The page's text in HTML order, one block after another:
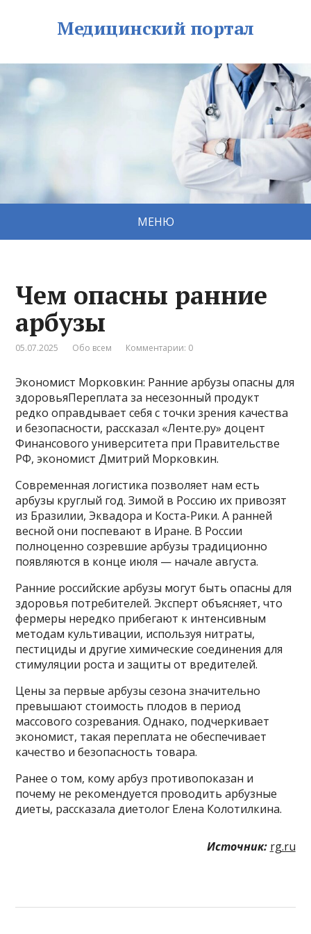
Медицинский портал
МЕНЮ
Чем опасны ранние
арбузы
05.07.2025 Обо всем Комментарии: 0
Экономист Морковкин: Ранние арбузы опасны для
здоровьяПереплата за несезонный продукт
редко оправдывает себя с точки зрения качества
и безопасности, рассказал «Ленте.ру» доцент
Финансового университета при Правительстве
РФ, экономист Дмитрий Морковкин.
Современная логистика позволяет нам есть
арбузы круглый год. Зимой в Россию их привозят
из Бразилии, Эквадора и Коста-Рики. А ранней
весной они поспевают в Иране. В России
полноценно созревшие арбузы традиционно
появляются в конце июля — начале августа.
Ранние российские арбузы могут быть опасны для
здоровья потребителей. Эксперт объясняет, что
фермеры нередко прибегают к интенсивным
методам культивации, используя нитраты,
пестициды и другие химические соединения для
стимуляции роста и защиты от вредителей.
Цены за первые арбузы сезона значительно
превышают стоимость плодов в период
массового созревания. Однако, подчеркивает
экономист, такая переплата не обеспечивает
качество и безопасность товара.
Ранее о том, кому арбуз противопоказан и
почему не рекомендуется проводить арбузные
диеты, рассказала диетолог Елена Колотилкина.
Источник: rg.ru